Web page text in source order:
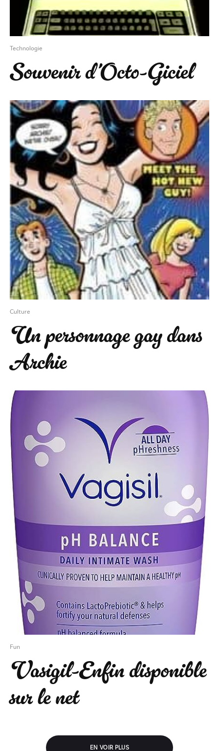
Technologie
Souvenir d’Octo-Giciel
Culture
Un personnage gay dans
Archie
Fun
Vasigil-Enfin disponible
sur le net
EN VOIR PLUS